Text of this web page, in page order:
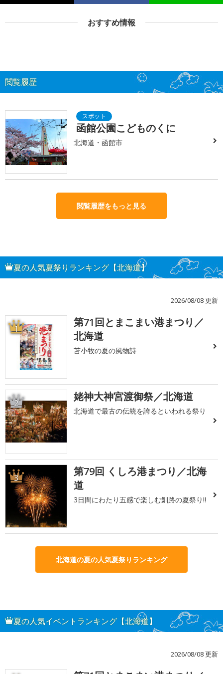
おすすめ情報
閲覧履歴
函館公園こどものくに
北海道・函館市
閲覧履歴をもっと見る
夏の人気夏祭りランキング【北海道】
2026/08/08 更新
1
第71回とまこまい港まつり／
北海道
苫小牧の夏の風物詩
2 姥神大神宮渡御祭／北海道
北海道で最古の伝統を誇るといわれる祭り
3
第79回 くしろ港まつり／北海
道
3日間にわたり五感で楽しむ釧路の夏祭り!!
北海道の夏の人気夏祭りランキング
夏の人気イベントランキング【北海道】
2026/08/08 更新